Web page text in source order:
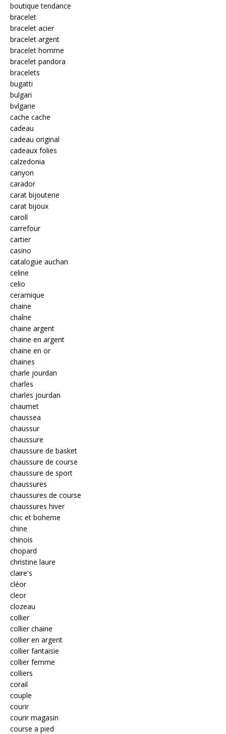
boutique tendance
bracelet
bracelet acier
bracelet argent
bracelet homme
bracelet pandora
bracelets
bugatti
bulgari
bvlgarie
cache cache
cadeau
cadeau original
cadeaux folies
calzedonia
canyon
carador
carat bijouterie
carat bijoux
caroll
carrefour
cartier
casino
catalogue auchan
celine
celio
ceramique
chaine
chaîne
chaine argent
chaine en argent
chaine en or
chaines
charle jourdan
charles
charles jourdan
chaumet
chaussea
chaussur
chaussure
chaussure de basket
chaussure de course
chaussure de sport
chaussures
chaussures de course
chaussures hiver
chic et boheme
chine
chinois
chopard
christine laure
claire's
cléor
cleor
clozeau
collier
collier chaine
collier en argent
collier fantaisie
collier femme
colliers
corail
couple
courir
courir magasin
course a pied